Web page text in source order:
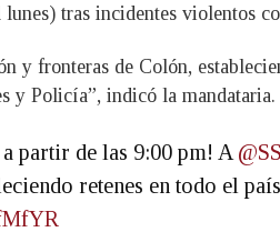
tras incidentes violentos
y fronteras de Colón,
y Policía”, indicó la mandataria.
partir de las 9:00 pm! A
retenes en todo el